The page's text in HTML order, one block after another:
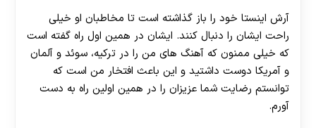
آرش اینستا خود را باز گذاشته است تا مخاطبان او خیلی
راحت ایشان را دنبال کنند. ایشان در همین اول راه گفته است
که خیلی ممنون که آهنگ های من را در ترکیه، سوئد و آلمان
و آمریکا دوست داشتید و این باعث افتخار من است که
توانستم رضایت شما عزیزان را در همین اولین راه به دست
آورم.